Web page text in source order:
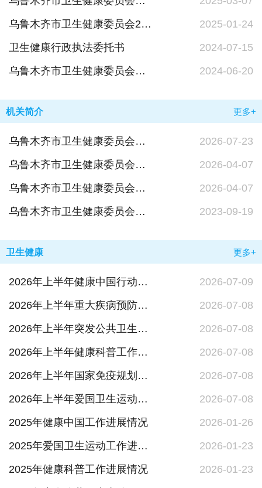
乌鲁木齐市卫生健康委员会2024年政府信息公开工作年度报告
2025-01-24
卫生健康行政执法委托书
2024-07-15
乌鲁木齐市卫生健康委员会行政执法协调监督职责清单
2024-06-20
机关简介 更多+
乌鲁木齐市卫生健康委员会机构概况
2026-07-23
乌鲁木齐市卫生健康委员会职能配置、内设机构和人员编制规定
2026-04-07
乌鲁木齐市卫生健康委员会领导班子信息
2026-04-07
乌鲁木齐市卫生健康委员会委属各单位联系信息公开表
2023-09-19
卫生健康 更多+
2026年上半年健康中国行动工作进展情况
2026-07-09
2026年上半年重大疾病预防控制工作进展情况
2026-07-08
2026年上半年突发公共卫生事件工作进展情况
2026-07-08
2026年上半年健康科普工作进展情况
2026-07-08
2026年上半年国家免疫规划工作进展情况
2026-07-08
2026年上半年爱国卫生运动工作进展情况
2026-07-08
2025年健康中国工作进展情况
2026-01-26
2025年爱国卫生运动工作进展情况
2026-01-23
2025年健康科普工作进展情况
2026-01-23